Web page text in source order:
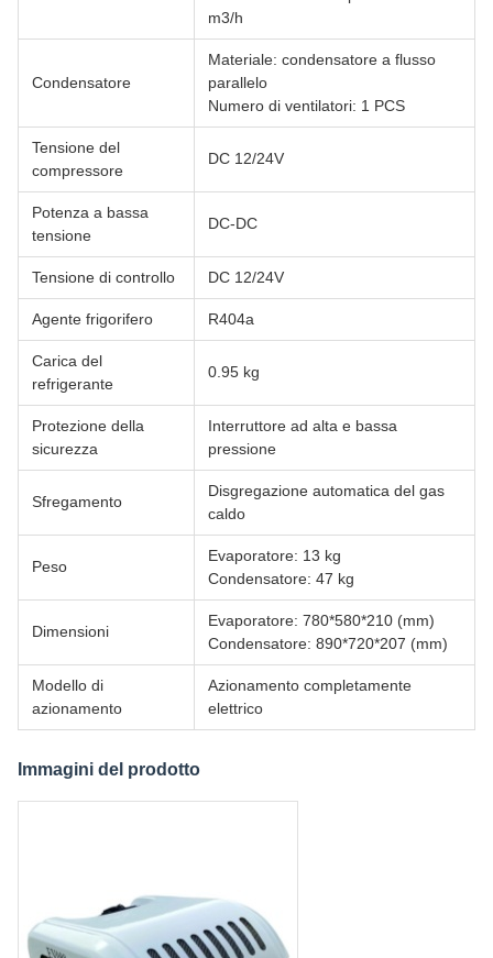
m3/h
Condensatore
Materiale: condensatore a flusso
parallelo
Numero di ventilatori: 1 PCS
Tensione del
compressore
DC 12/24V
Potenza a bassa
tensione
DC-DC
Tensione di controllo DC 12/24V
Agente frigorifero R404a
Carica del
refrigerante
0.95 kg
Protezione della
sicurezza
Interruttore ad alta e bassa
pressione
Sfregamento
Disgregazione automatica del gas
caldo
Peso
Evaporatore: 13 kg
Condensatore: 47 kg
Dimensioni
Evaporatore: 780*580*210 (mm)
Condensatore: 890*720*207 (mm)
Modello di
azionamento
Azionamento completamente
elettrico
Immagini del prodotto